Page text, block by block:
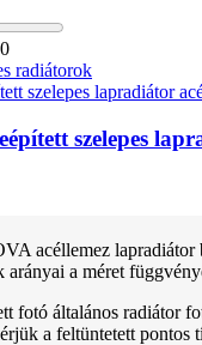
radiátorok
szelepes
acéllemez lapradiátor
arányai a méret
fotó általános radiátor
a feltüntetett